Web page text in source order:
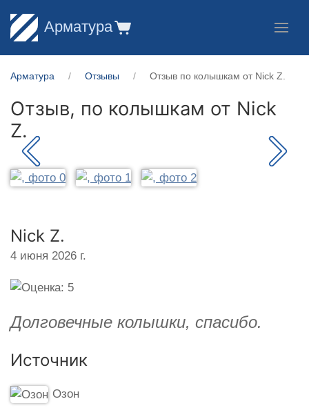
Арматура
Арматура Отзывы Отзыв по колышкам от Nick Z.
Отзыв, по колышкам от Nick
Z.
Nick Z.
4 июня 2026 г.
Долговечные колышки, спасибо.
Источник
Озон